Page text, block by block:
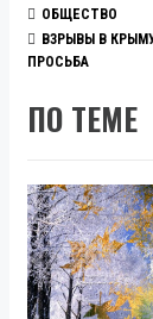
ОБЩЕСТВО
ВЗРЫВЫ В
ПРОСЬБА
ПО ТЕМЕ